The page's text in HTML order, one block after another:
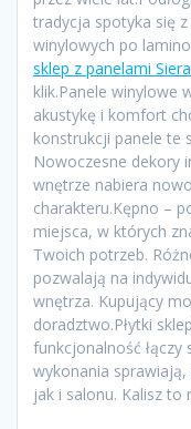
tradycja spotyka się
winylowych po
sklep z panelami
klik.Panele winylowe
akustykę i komfort
konstrukcji panele te
Nowoczesne dekory
wnętrze nabiera
charakteru.Kępno –
miejsca, w których
Twoich potrzeb.
pozwalają na
wnętrza. Kupujący
doradztwo.Płytki
funkcjonalność łączy
wykonania sprawiają,
jak i salonu. Kalisz to